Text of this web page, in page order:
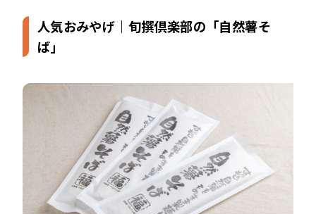
人気おみやげ｜旬撰倶楽部の「自然薯そ
ば」